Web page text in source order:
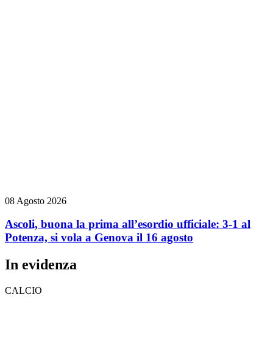
08 Agosto 2026
Ascoli, buona la prima all’esordio ufficiale: 3-1 al
Potenza, si vola a Genova il 16 agosto
In evidenza
CALCIO